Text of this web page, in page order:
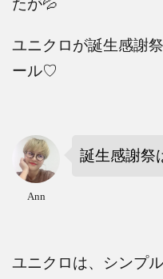
たが💦
ユニクロが誕生感謝
ール♡
Ann
誕生感謝祭
ユニクロは、シンプ